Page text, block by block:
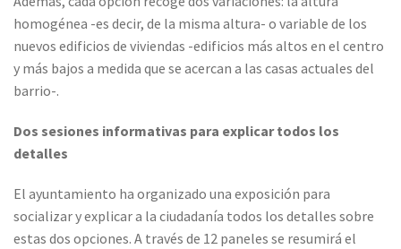
homogénea -es decir, de la misma altura- o variable de los
nuevos edificios de viviendas -edificios más altos en el centro
y más bajos a medida que se acercan a las casas actuales del
barrio-.
Dos sesiones informativas para explicar todos los
detalles
El ayuntamiento ha organizado una exposición para
socializar y explicar a la ciudadanía todos los detalles sobre
estas dos opciones. A través de 12 paneles se resumirá el